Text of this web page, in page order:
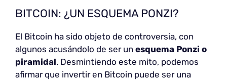
BITCOIN: ¿UN ESQUEMA PONZI?
El Bitcoin ha sido objeto de controversia, con
algunos acusándolo de ser un esquema Ponzi o
piramidal. Desmintiendo este mito, podemos
afirmar que invertir en Bitcoin puede ser una